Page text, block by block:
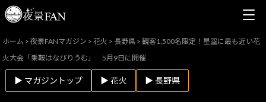
ホーム >夜景FANマガジン >花火 > 長野県 >観客1,500名限定！星空に最も近い花
火大会「乗鞍はなびりうむ」 5月9日に開催
▶ マガジントップ ▶ 花火 ▶ 長野県